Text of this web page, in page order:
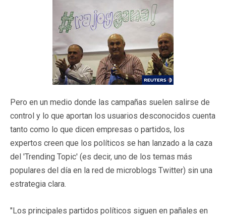
Pero en un medio donde las campañas suelen salirse de
control y lo que aportan los usuarios desconocidos cuenta
tanto como lo que dicen empresas o partidos, los
expertos creen que los políticos se han lanzado a la caza
del 'Trending Topic' (es decir, uno de los temas más
populares del día en la red de microblogs Twitter) sin una
estrategia clara.
"Los principales partidos políticos siguen en pañales en